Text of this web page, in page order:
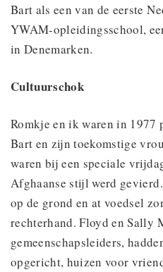
Bart als een van de eerste
YWAM-opleidingsschool,
in Denemarken.
Cultuurschok
Romkje en ik waren in 1977
Bart en zijn toekomstige
waren bij een speciale
Afghaanse stijl werd
op de grond en at voedsel
rechterhand. Floyd en Sally
gemeenschapsleiders,
opgericht, huizen voor